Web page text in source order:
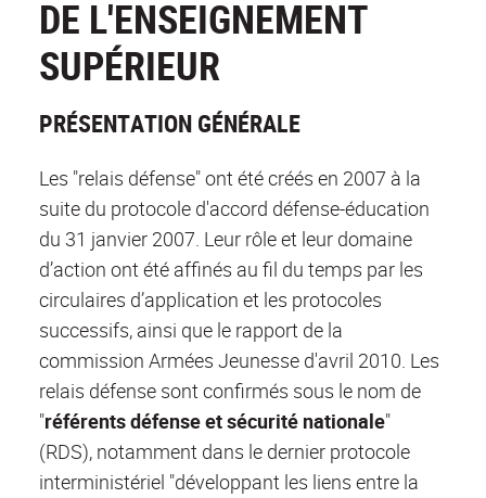
DE L'ENSEIGNEMENT
SUPÉRIEUR
PRÉSENTATION GÉNÉRALE
Les "relais défense" ont été créés en 2007 à la
suite du protocole d'accord défense-éducation
du 31 janvier 2007. Leur rôle et leur domaine
d’action ont été affinés au fil du temps par les
circulaires d’application et les protocoles
successifs, ainsi que le rapport de la
commission Armées Jeunesse d'avril 2010. Les
relais défense sont confirmés sous le nom de
"référents défense et sécurité nationale"
(RDS), notamment dans le dernier protocole
interministériel "développant les liens entre la